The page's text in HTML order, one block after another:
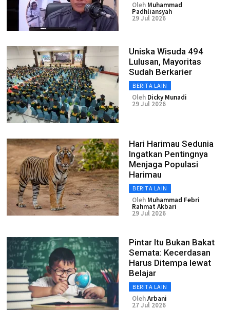
Oleh Muhammad
Padhliansyah
29 Jul 2026
Uniska Wisuda 494
Lulusan, Mayoritas
Sudah Berkarier
BERITA LAIN
Oleh Dicky Munadi
29 Jul 2026
Hari Harimau Sedunia
Ingatkan Pentingnya
Menjaga Populasi
Harimau
BERITA LAIN
Oleh Muhammad Febri
Rahmat Akbari
29 Jul 2026
Pintar Itu Bukan Bakat
Semata: Kecerdasan
Harus Ditempa lewat
Belajar
BERITA LAIN
OlehArbani
27 Jul 2026